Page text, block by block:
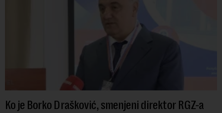
Ko je Borko Drašković, smenjeni direktor RGZ-a